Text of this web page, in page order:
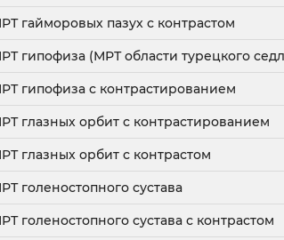
гайморовых пазух с контрастом
гипофиза (МРТ области турецкого
гипофиза с контрастированием
глазных орбит с контрастированием
глазных орбит с контрастом
голеностопного сустава
голеностопного сустава с контрастом